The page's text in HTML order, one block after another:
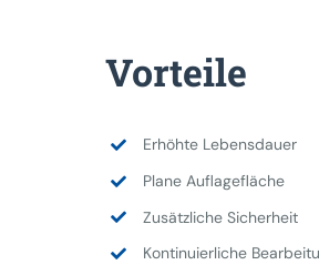
Vorteile
Erhöhte Lebensdauer
Plane Auflagefläche
Zusätzliche Sicherheit
Kontinuierliche